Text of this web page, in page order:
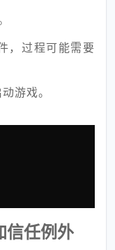
，过程可能需要
游戏。
信任例外